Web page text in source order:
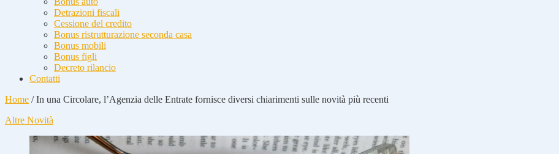
Detrazioni fiscali
Cessione del credito
Bonus ristrutturazione seconda casa
Bonus mobili
Bonus figli
Decreto rilancio
Contatti
Home /In una Circolare, l’Agenzia delle Entrate fornisce diversi chiarimenti sulle novità più recenti
Altre Novità